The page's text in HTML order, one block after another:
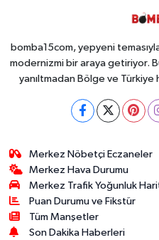
bomba15com, yepyeni
modernizmi bir araya getiriyor.
yanıltmadan Bölge ve
Merkez Nöbetçi Eczaneler
Merkez Hava Durumu
Merkez Trafik Yoğunluk
Puan Durumu ve Fikstür
Tüm Manşetler
Son Dakika Haberleri